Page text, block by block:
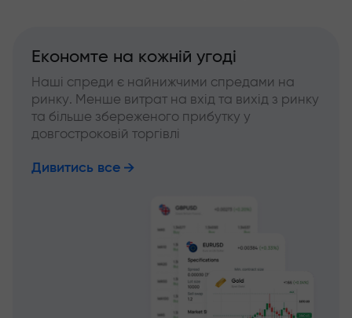
Економте на кожній угоді
Наші спреди є найнижчими спредами на
ринку. Менше витрат на вхід та вихід з ринку
та більше збереженого прибутку у
довгостроковій торгівлі
Дивитись все